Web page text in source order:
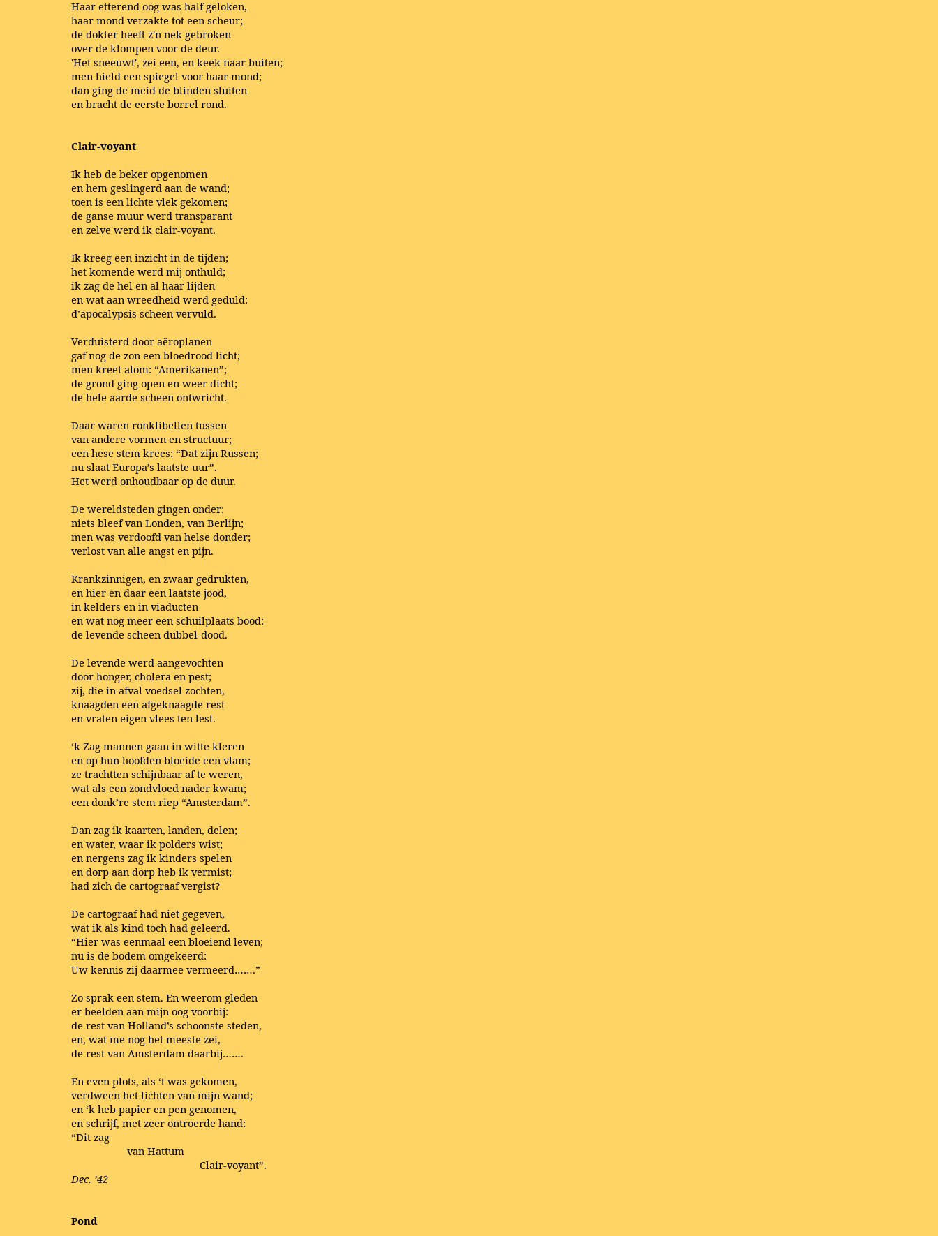
Haar etterend oog was half geloken,
haar mond verzakte tot een scheur;
de dokter heeft z'n nek gebroken
over de klompen voor de deur.
'Het sneeuwt', zei een, en keek naar buiten;
men hield een spiegel voor haar mond;
dan ging de meid de blinden sluiten
en bracht de eerste borrel rond.
Clair-voyant
Ik heb de beker opgenomen
en hem geslingerd aan de wand;
toen is een lichte vlek gekomen;
de ganse muur werd transparant
en zelve werd ik clair-voyant.
Ik kreeg een inzicht in de tijden;
het komende werd mij onthuld;
ik zag de hel en al haar lijden
en wat aan wreedheid werd geduld:
d’apocalypsis scheen vervuld.
Verduisterd door aëroplanen
gaf nog de zon een bloedrood licht;
men kreet alom: “Amerikanen”;
de grond ging open en weer dicht;
de hele aarde scheen ontwricht.
Daar waren ronklibellen tussen
van andere vormen en structuur;
een hese stem krees: “Dat zijn Russen;
nu slaat Europa’s laatste uur”.
Het werd onhoudbaar op de duur.
De wereldsteden gingen onder;
niets bleef van Londen, van Berlijn;
men was verdoofd van helse donder;
verlost van alle angst en pijn.
Krankzinnigen, en zwaar gedrukten,
en hier en daar een laatste jood,
in kelders en in viaducten
en wat nog meer een schuilplaats bood:
de levende scheen dubbel-dood.
De levende werd aangevochten
door honger, cholera en pest;
zij, die in afval voedsel zochten,
knaagden een afgeknaagde rest
en vraten eigen vlees ten lest.
‘k Zag mannen gaan in witte kleren
en op hun hoofden bloeide een vlam;
ze trachtten schijnbaar af te weren,
wat als een zondvloed nader kwam;
een donk’re stem riep “Amsterdam”.
Dan zag ik kaarten, landen, delen;
en water, waar ik polders wist;
en nergens zag ik kinders spelen
en dorp aan dorp heb ik vermist;
had zich de cartograaf vergist?
De cartograaf had niet gegeven,
wat ik als kind toch had geleerd.
“Hier was eenmaal een bloeiend leven;
nu is de bodem omgekeerd:
Uw kennis zij daarmee vermeerd…….”
Zo sprak een stem. En weerom gleden
er beelden aan mijn oog voorbij:
de rest van Holland’s schoonste steden,
en, wat me nog het meeste zei,
de rest van Amsterdam daarbij…….
En even plots, als ‘t was gekomen,
verdween het lichten van mijn wand;
en ‘k heb papier en pen genomen,
en schrijf, met zeer ontroerde hand:
“Dit zag
van Hattum
Clair-voyant”.
Dec. ’42
Pond